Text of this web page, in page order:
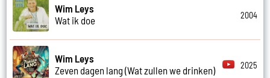
Wim Leys
Wat ik doe
2004
Wim Leys
Zeven dagen lang (Wat zullen we drinken)
2025